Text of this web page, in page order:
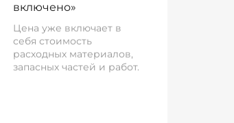
включено»
Цена уже включает в
себя стоимость
расходных материалов,
запасных частей и работ.